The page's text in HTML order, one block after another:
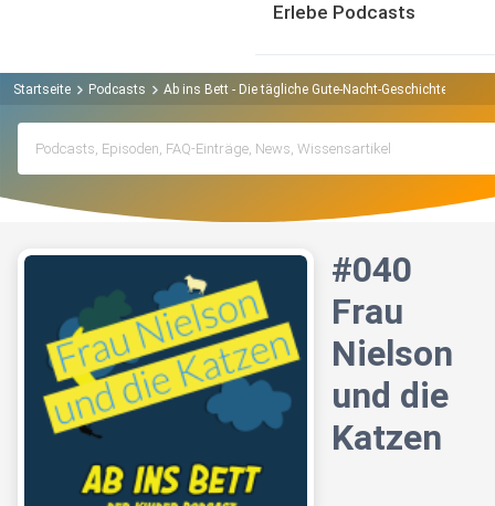
Erlebe Podcasts
Startseite Podcasts Ab ins Bett - Die tägliche Gute-Nacht-Geschichte
#040
Frau
Nielson
und die
Katzen